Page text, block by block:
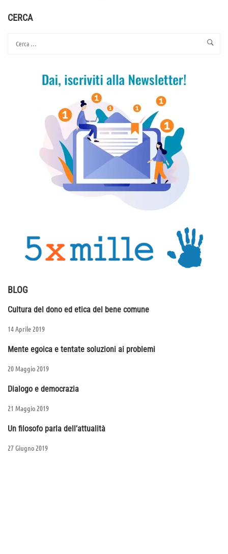
CERCA
BLOG
Cultura del dono ed etica del bene comune
14 Aprile 2019
Mente egoica e tentate soluzioni ai problemi
20 Maggio 2019
Dialogo e democrazia
21 Maggio 2019
Un filosofo parla dell’attualità
27 Giugno 2019